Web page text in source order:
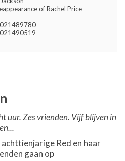
of Rachel Price
uur. Zes vrienden. Vijf blijven in
achttienjarige Red en haar
gaan op